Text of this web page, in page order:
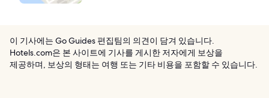
이 기사에는 Go Guides 편집팀의 의견이 담겨 있습니다.
Hotels.com은 본 사이트에 기사를 게시한 저자에게 보상을
제공하며, 보상의 형태는 여행 또는 기타 비용을 포함할 수 있습니다.